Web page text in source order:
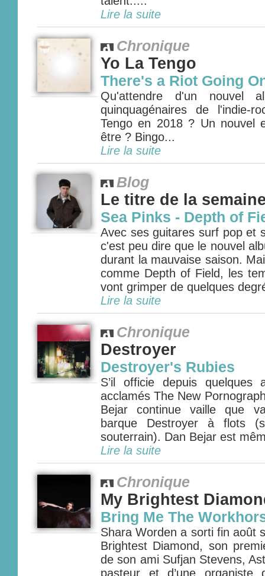
Lire la suite
Chronique
Yo La Tengo
There's a Riot Going
Qu'attendre d'un nouvel
quinquagénaires de l'indie-
Tengo en 2018 ? Un nouvel
être ? Bingo...
Lire la suite
Blog
Le titre de la
Sea Pinks - Depth of
Avec ses guitares surf pop et
c'est peu dire que le nouvel
durant la mauvaise saison.
comme Depth of Field, les
vont grimper de quelques
Lire la suite
Chronique
Destroyer
Destroyer's Rubies
S’il officie depuis quelques
acclamés The New
Bejar continue vaille que
barque Destroyer à flots
souterrain). Dan Bejar est
Lire la suite
Chronique
My Brightest
Bring Me The
Shara Worden a sorti fin août
Brightest Diamond, son
de son ami Sufjan Stevens,
pasteur et d’une